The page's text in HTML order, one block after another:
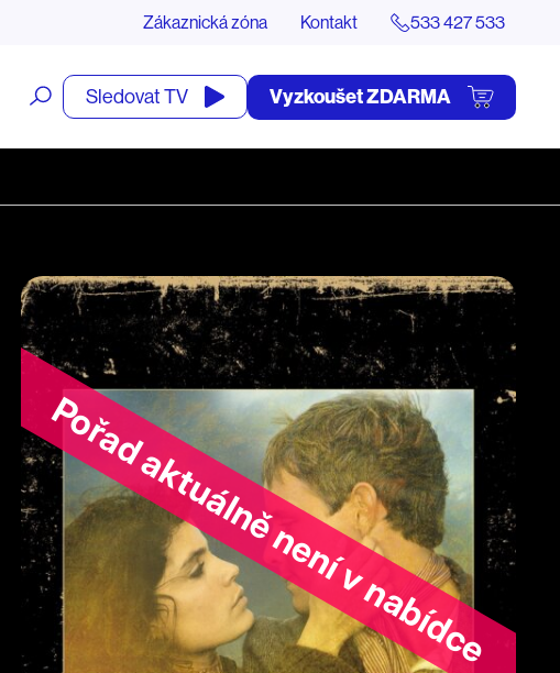
Zákaznická zóna Kontakt 533 427 533
Otevřít
vyhledávání
Sledovat TV Vyzkoušet ZDARMA
Pořad aktuálně není v nabídce